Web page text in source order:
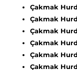
Çakmak
Çakmak
Çakmak
Çakmak
Çakmak
Çakmak